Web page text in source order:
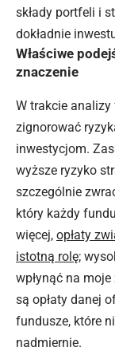
składy portfeli i
dokładnie
Właściwe
znaczenie
W trakcie
zignorować
inwestycjom.
wyższe ryzyko
szczególnie
który każdy
więcej, opłaty
istotną rolę;
wpłynąć na
są opłaty danej
fundusze, które
nadmiernie.